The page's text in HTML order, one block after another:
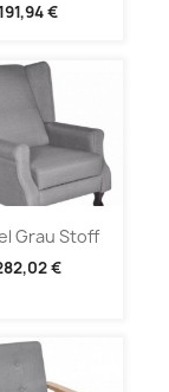
€
Grau Stoff
€